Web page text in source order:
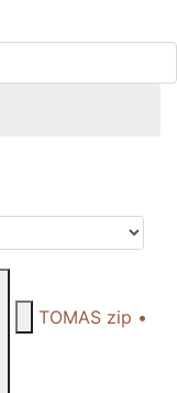
TOMAS zip •